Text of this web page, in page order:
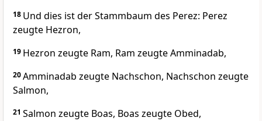
18 Und dies ist der Stammbaum des Perez: Perez
zeugte Hezron,
19 Hezron zeugte Ram, Ram zeugte Amminadab,
20Amminadab zeugte Nachschon, Nachschon zeugte
Salmon,
21 Salmon zeugte Boas, Boas zeugte Obed,